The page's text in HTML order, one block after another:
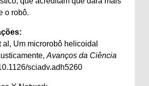
o robô.
al, Um microrobô helicoidal
Avanços da Ciência
sciadv.adh5260